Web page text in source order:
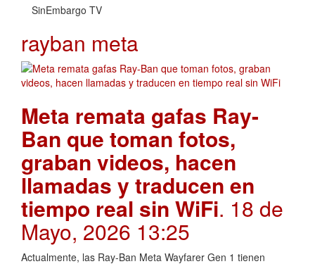
SinEmbargo TV
rayban meta
Meta remata gafas Ray-
Ban que toman fotos,
graban videos, hacen
llamadas y traducen en
tiempo real sin WiFi. 18 de
Mayo, 2026 13:25
Actualmente, las Ray-Ban Meta Wayfarer Gen 1 tienen